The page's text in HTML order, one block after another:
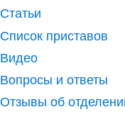
Статьи
Список приставов
Видео
Вопросы и ответы
Отзывы об